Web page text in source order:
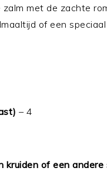
met de zachte
of een
– 4
kruiden of een andere